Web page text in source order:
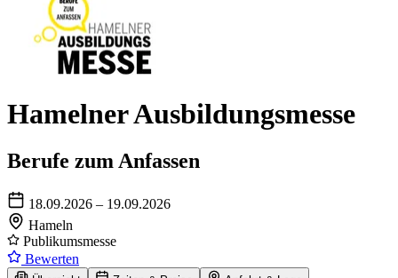
Hamelner Ausbildungsmesse
Berufe zum Anfassen
18.09.2026 – 19.09.2026
Hameln
Publikumsmesse
Bewerten